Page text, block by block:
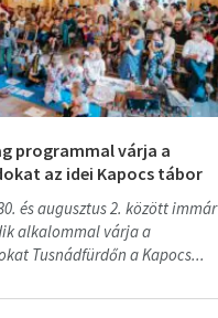
programmal várja a
az idei Kapocs tábor
és augusztus 2. között immár
alkalommal várja a
Tusnádfürdőn a Kapocs...